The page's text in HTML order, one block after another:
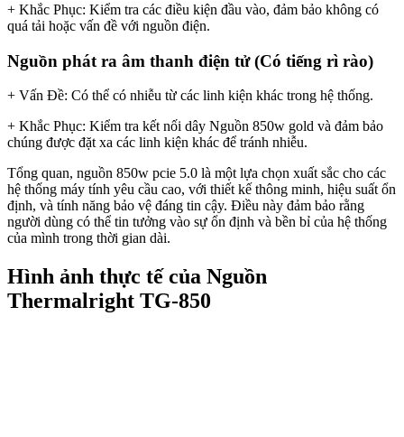
+ Khắc Phục: Kiểm tra các điều kiện đầu vào, đảm bảo không có
quá tải hoặc vấn đề với nguồn điện.
Nguồn phát ra âm thanh điện tử (Có tiếng rì rào)
+ Vấn Đề: Có thể có nhiễu từ các linh kiện khác trong hệ thống.
+ Khắc Phục: Kiểm tra kết nối dây Nguồn 850w gold và đảm bảo
chúng được đặt xa các linh kiện khác để tránh nhiễu.
Tổng quan, nguồn 850w pcie 5.0 là một lựa chọn xuất sắc cho các
hệ thống máy tính yêu cầu cao, với thiết kế thông minh, hiệu suất ổn
định, và tính năng bảo vệ đáng tin cậy. Điều này đảm bảo rằng
người dùng có thể tin tưởng vào sự ổn định và bền bỉ của hệ thống
của mình trong thời gian dài.
Hình ảnh thực tế của Nguồn
Thermalright TG-850